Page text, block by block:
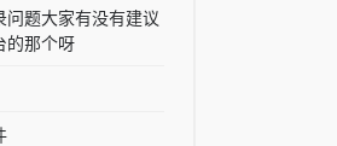
题大家有没有建议
的那个呀